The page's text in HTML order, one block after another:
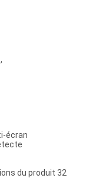
écran
du produit 32